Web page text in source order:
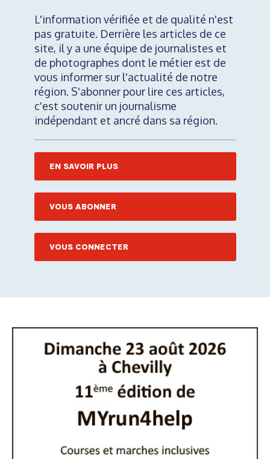
L'information vérifiée et de qualité n'est
pas gratuite. Derrière les articles de ce
site, il y a une équipe de journalistes et
de photographes dont le métier est de
vous informer sur l'actualité de notre
région. S'abonner pour lire ces articles,
c'est soutenir un journalisme
indépendant et ancré dans sa région.
EN SAVOIR PLUS
VOUS ABONNER
VOUS CONNECTER